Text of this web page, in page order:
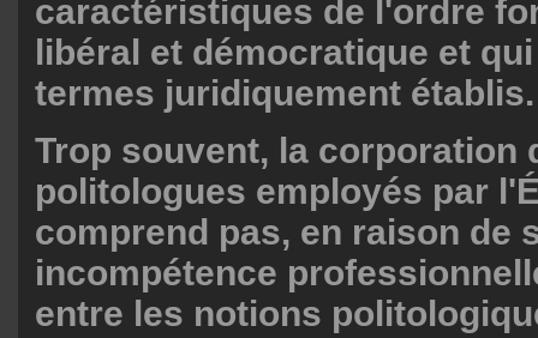
caractéristiques de l'ordre
libéral et démocratique et
termes juridiquement établis.
Trop souvent, la corporation
politologues employés par
comprend pas, en raison de
incompétence
entre les notions